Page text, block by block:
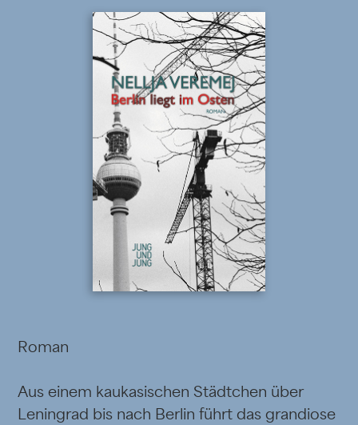
Roman
Aus einem kaukasischen Städtchen über
Leningrad bis nach Berlin führt das grandiose